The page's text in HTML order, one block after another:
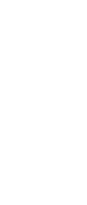
1559234295.jpg